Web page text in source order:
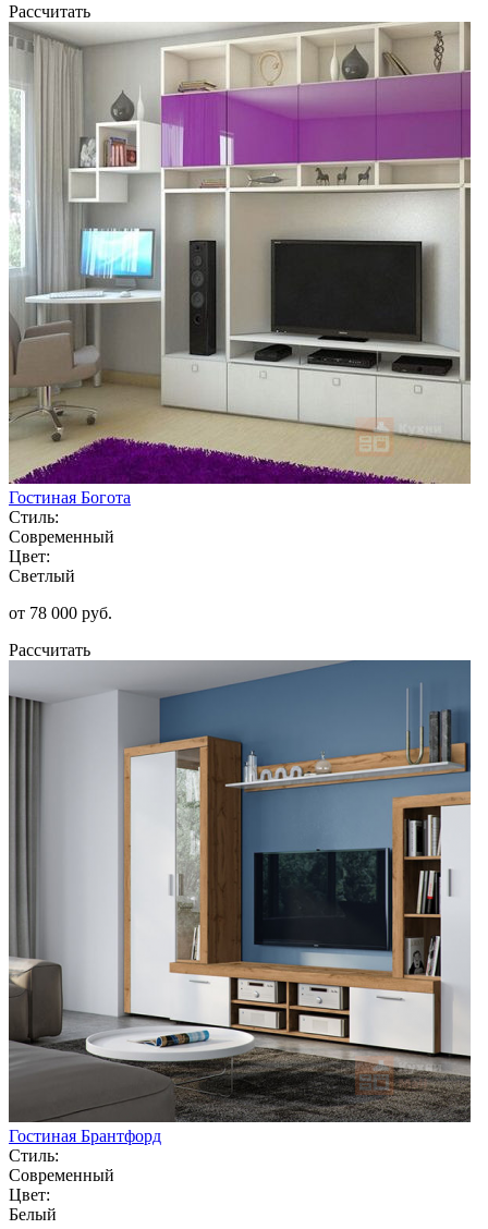
Рассчитать
Гостиная Богота
Стиль:
Современный
Цвет:
Светлый
от 78 000 руб.
Рассчитать
Гостиная Брантфорд
Стиль:
Современный
Цвет:
Белый